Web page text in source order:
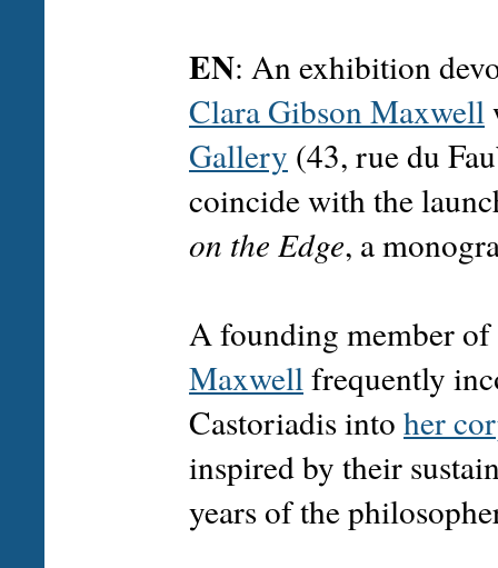
EN: An exhibition
Clara Gibson Maxwell
Gallery (43, rue du
coincide with the
on the Edge, a
A founding member
Maxwellfrequently
Castoriadis into her
inspired by their
years of the